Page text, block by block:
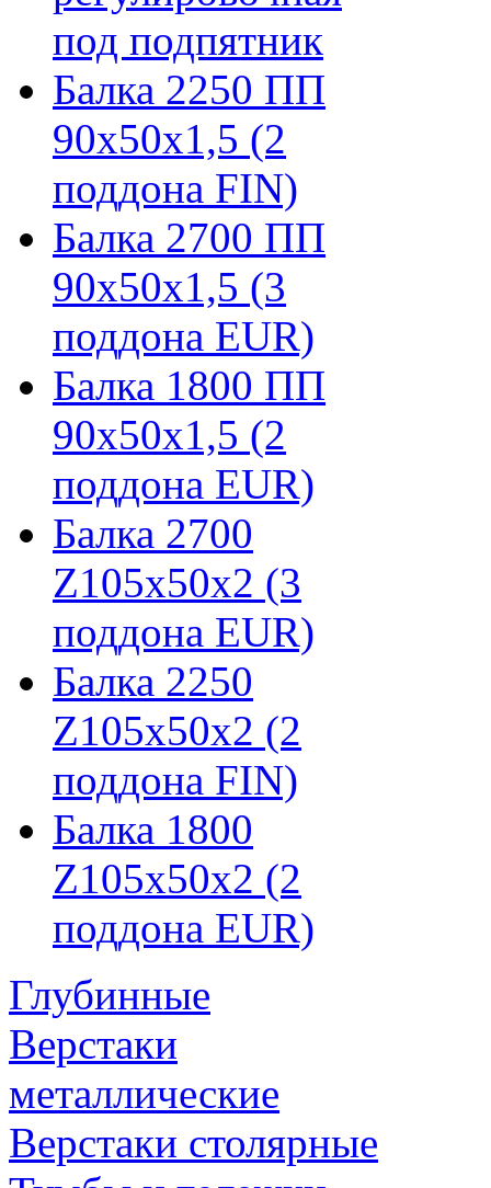
под подпятник
Балка 2250 ПП
90х50х1,5 (2
поддона FIN)
Балка 2700 ПП
90х50х1,5 (3
поддона EUR)
Балка 1800 ПП
90х50х1,5 (2
поддона EUR)
Балка 2700
Z105х50х2 (3
поддона EUR)
Балка 2250
Z105х50х2 (2
поддона FIN)
Балка 1800
Z105х50х2 (2
поддона EUR)
Глубинные
Верстаки
металлические
Верстаки столярные